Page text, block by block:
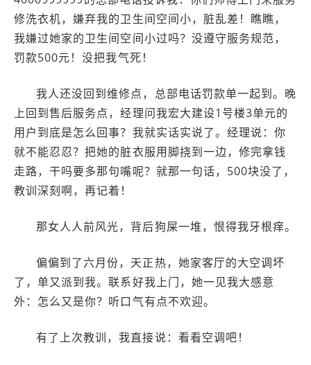
修洗衣机，嫌弃我的卫生间空间小，脏乱差！瞧瞧，
我嫌过她家的卫生间空间小过吗？没遵守服务规范，
罚款500元！没把我气死！
我人还没回到维修点，总部电话罚款单一起到。晚
上回到售后服务点，经理问我宏大建设1号楼3单元的
用户到底是怎么回事？我就实话实说了。经理说：你
就不能忍忍？把她的脏衣服用脚挠到一边，修完拿钱
走路，干吗要多那句嘴呢？就那一句话，500块没了，
教训深刻啊，再记着！
那女人人前风光，背后狗屎一堆，恨得我牙根痒。
偏偏到了六月份，天正热，她家客厅的大空调坏
了，单又派到我。联系好我上门，她一见我大感意
外：怎么又是你？听口气有点不欢迎。
有了上次教训，我直接说：看看空调吧！